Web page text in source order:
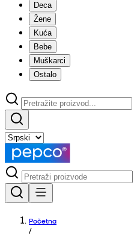
Deca
Žene
Kuća
Bebe
Muškarci
Ostalo
Početna
/